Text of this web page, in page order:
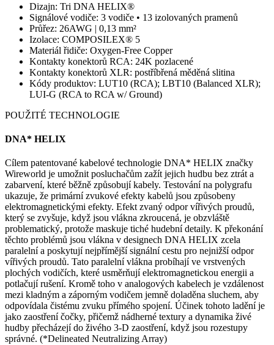
Dizajn: Tri DNA HELIX®
Signálové vodiče: 3 vodiče • 13 izolovaných pramenů
Průřez: 26AWG | 0,13 mm²
Izolace: COMPOSILEX® 5
Materiál řidiče: Oxygen-Free Copper
Kontakty konektorů RCA: 24K pozlacené
Kontakty konektorů XLR: postříbřená měděná slitina
Kódy produktov: LUT10 (RCA); LBT10 (Balanced XLR);
LUI-G (RCA to RCA w/ Ground)
POUŽITÉ TECHNOLOGIE
DNA* HELIX
Cílem patentované kabelové technologie DNA* HELIX značky
Wireworld je umožnit posluchačům zažít jejich hudbu bez ztrát a
zabarvení, které běžně způsobují kabely. Testování na polygrafu
ukazuje, že primární zvukové efekty kabelů jsou způsobeny
elektromagnetickými efekty. Efekt zvaný odpor vířivých proudů,
který se zvyšuje, když jsou vlákna zkroucená, je obzvláště
problematický, protože maskuje tiché hudební detaily. K překonání
těchto problémů jsou vlákna v designech DNA HELIX zcela
paralelní a poskytují nejpřímější signální cestu pro nejnižší odpor
vířivých proudů. Tato paralelní vlákna probíhají ve vrstvených
plochých vodičích, které usměrňují elektromagnetickou energii a
potlačují rušení. Kromě toho v analogových kabelech je vzdálenost
mezi kladným a záporným vodičem jemně doladěna sluchem, aby
odpovídala čistému zvuku přímého spojení. Účinek tohoto ladění je
jako zaostření čočky, přičemž nádherné textury a dynamika živé
hudby přecházejí do živého 3-D zaostření, když jsou rozestupy
správné. (*Delineated Neutralizing Array)